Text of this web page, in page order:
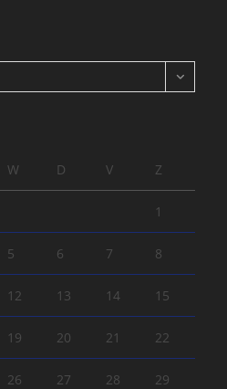
W D V Z
1
5 6 7 8
12 13 14 15
19 20 21 22
26 27 28 29